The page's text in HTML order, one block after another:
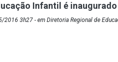
Infantil é
2016 3h27 - em Diretoria Regional de